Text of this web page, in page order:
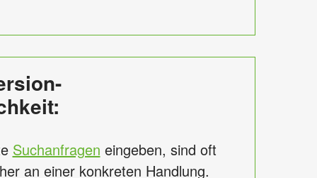
Suchanfragen eingeben, sind oft
an einer konkreten Handlung.